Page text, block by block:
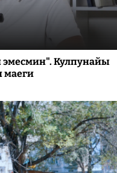
эмесмин". Кулпунайы
маеги